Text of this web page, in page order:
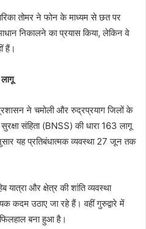
तोमर ने फोन के माध्यम से छत पर
निकालने का प्रयास किया, लेकिन वे
हैं।
ने चमोली और रुद्रप्रयाग जिलों के
संहिता (BNSS) की धारा 163 लागू
यह प्रतिबंधात्मक व्यवस्था 27 जून तक
और क्षेत्र की शांति व्यवस्था
कदम उठाए जा रहे हैं। वहीं गुरुद्वारे में
बना हुआ है।